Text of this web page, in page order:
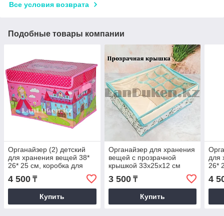
Все условия возврата
Подобные товары компании
Органайзер (2) детский
для хранения вещей 38*
26* 25 см, коробка для
4 500 ₸
Купить
Органайзер для хранения
вещей с прозрачной
крышкой 33х25х12 см
3 500₸
Купить
для
26*
4